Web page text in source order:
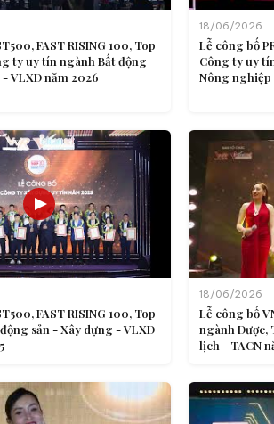
FAST RISING 100, Top
ty uy tín ngành Bất động
VLXD năm 2026
18/06/2026
Lễ công bố
Công ty uy
Nông nghiệp
FAST RISING 100, Top
sản - Xây dựng - VLXD
18/06/2026
Lễ công bố
ngành Dược,
lịch - TACN